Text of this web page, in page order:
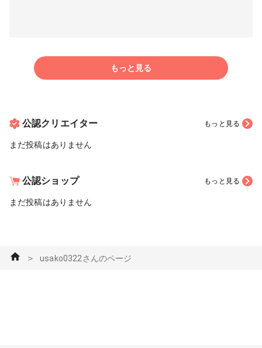
もっと見る
公認クリエイター もっと見る
まだ投稿はありません
公認ショップ もっと見る
まだ投稿はありません
＞ usako0322さんのページ